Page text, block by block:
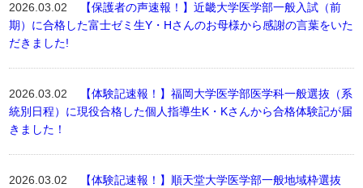
2026.03.02
【保護者の声速報！】近畿大学医学部一般入試（前
期）に合格した富士ゼミ生Y・Hさんのお母様から感謝の言葉をいた
だきました!
2026.03.02
【体験記速報！】福岡大学医学部医学科一般選抜（系
統別日程）に現役合格した個人指導生K・Kさんから合格体験記が届
きました！
2026.03.02
【体験記速報！】順天堂大学医学部一般地域枠選抜